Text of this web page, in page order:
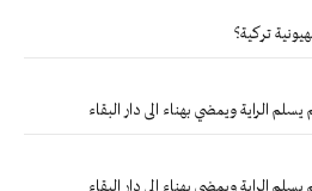
تركية؟
الراية ويمضي بهناء الى دار البقاء
الراية ويمضي بهناء الى دار البقاء